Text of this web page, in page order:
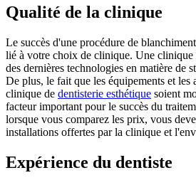
Qualité de la clinique
Le succès d'une procédure de
lié à votre choix de clinique. Une clinique
des dernières technologies en matière de
De plus, le fait que les équipements et les
clinique de dentisterie esthétique soient
facteur important pour le succès du
lorsque vous comparez les prix, vous
installations offertes par la clinique et
Expérience du dentiste